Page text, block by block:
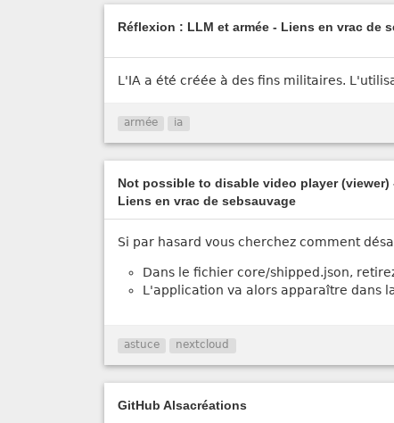
Réflexion : LLM et armée - Liens en vrac de
L'IA a été créée à des fins militaires.
armée ia
Not possible to disable video player
Liens en vrac de sebsauvage
Si par hasard vous cherchez comment
Dans le fichier core/shipped.json,
L'application va alors apparaître dans
astuce nextcloud
GitHub Alsacréations